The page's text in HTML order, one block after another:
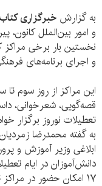
به گزارش خبرگزاری کتاب
و امور بین‌الملل کانون،
نخستین بار برخی مراکز
و اجرای برنامه‌های
این مراکز از روز سوم تا
قصه‌گویی، شعرخوانی،
تعطیلات نوروز برگزار
به گفته‌ محمدرضا
ابلاغی وزیر آموزش و
۱۷ امکان حضور در مراکز ثابت اعلام شده را دارند.